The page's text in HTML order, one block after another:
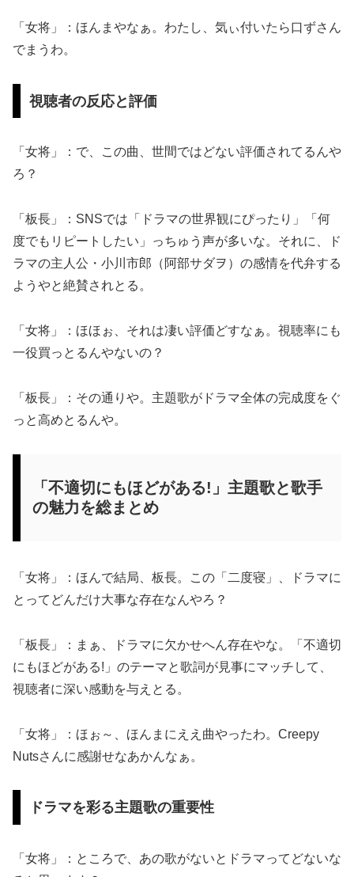
「女将」：ほんまやなぁ。わたし、気ぃ付いたら口ずさん
でまうわ。
視聴者の反応と評価
「女将」：で、この曲、世間ではどない評価されてるんや
ろ？
「板長」：SNSでは「ドラマの世界観にぴったり」「何
度でもリピートしたい」っちゅう声が多いな。それに、ド
ラマの主人公・小川市郎（阿部サダヲ）の感情を代弁する
ようやと絶賛されとる。
「女将」：ほほぉ、それは凄い評価どすなぁ。視聴率にも
一役買っとるんやないの？
「板長」：その通りや。主題歌がドラマ全体の完成度をぐ
っと高めとるんや。
「不適切にもほどがある!」主題歌と歌手
の魅力を総まとめ
「女将」：ほんで結局、板長。この「二度寝」、ドラマに
とってどんだけ大事な存在なんやろ？
「板長」：まぁ、ドラマに欠かせへん存在やな。「不適切
にもほどがある!」のテーマと歌詞が見事にマッチして、
視聴者に深い感動を与えとる。
「女将」：ほぉ～、ほんまにええ曲やったわ。Creepy
Nutsさんに感謝せなあかんなぁ。
ドラマを彩る主題歌の重要性
「女将」：ところで、あの歌がないとドラマってどないな